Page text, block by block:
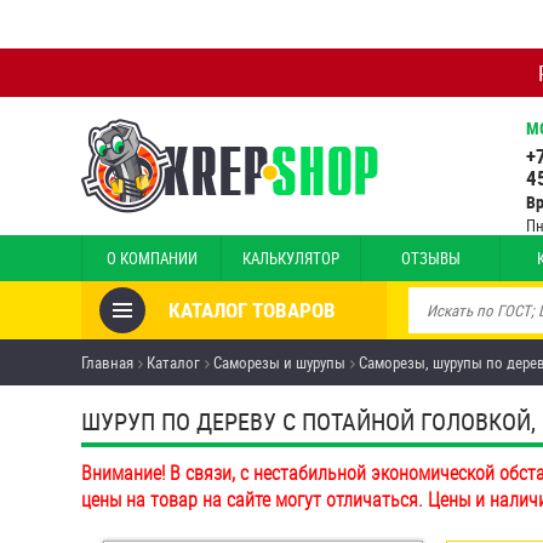
О КОМПАНИИ КАЛЬКУЛЯТОР ОТЗЫВЫ
КАТАЛОГ ТОВАРОВ
Товары со скидкой
Анкеры
Антивандальный крепёж,
инструмент
Болты и винты
Главная Каталог Саморезы и шурупы Саморезы, шурупы по
ШУРУП ПО ДЕРЕВУ С ПОТАЙНОЙ ГОЛОВКОЙ,
Внимание! В связи, с нестабильной экономической
цены на товар на сайте могут отличаться. Цены и